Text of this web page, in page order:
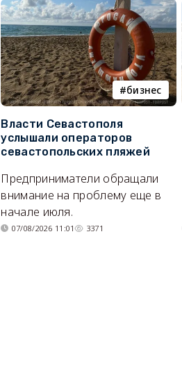
бизнес
Власти Севастополя
услышали операторов
севастопольских пляжей
Предприниматели обращали
внимание на проблему еще в
начале июля.
07/08/2026 11:01 3371